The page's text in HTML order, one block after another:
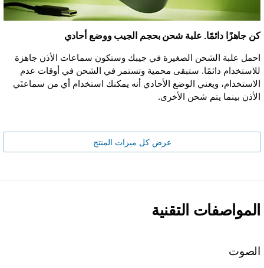
كن جاهزًا دائمًا. علبة شحن بحجم الجيب ووضع أحادي
احمل علبة الشحن الصغيرة في جيبك وستكون سماعات الأذن جاهزة
للاستخدام دائمًا. ستبقى محمية وتستمر في الشحن في أوقات عدم
الاستخدام، ويعني الوضع الأحادي أنه يمكنك استخدام أي من سماعتَي
الأذن بينما يتم شحن الأخرى.
عرض كل ميزات المنتج
المواصفات التقنية
الصوت